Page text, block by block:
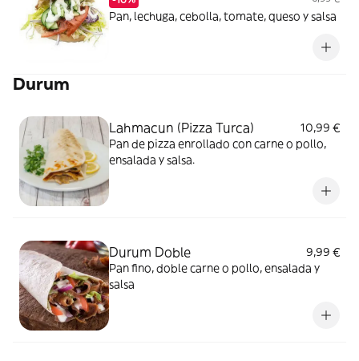
Pan, lechuga, cebolla, tomate, queso y salsa
Durum
Lahmacun (Pizza Turca)
10,99 €
Pan de pizza enrollado con carne o pollo,
ensalada y salsa.
Durum Doble
9,99 €
Pan fino, doble carne o pollo, ensalada y
salsa